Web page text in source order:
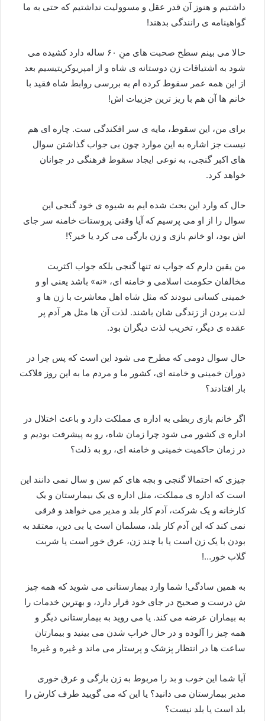
داشتیم و هنوز آن قدر عقل و مسوولیت نداشتیم که حتی به ما
گواهینامه ی رانندگی بدهند!
حالا می بینم سطح صحبت های منِ ۶۰ ساله دارد کشیده می
شود به اشتیاقات زن دوستانه ی شاه و از امپریوکریتیسیم بعد
از این همه عمر سقوط کرده ام به بررسی روابط شاه فقید با
خانم ها آن هم با ریز ترین جزییات اش!
برای من، این سقوط، مایه ی سر افکندگی ست. چاره ای هم
نیست جز اشاره به این موارد چون بی جواب گذاشتن سوال
های اکبر گنجی، به نوعی ایجاد سقوط فرهنگی در جوانان
خواهد کرد.
حال که وارد این بحث شده ایم به شیوه ی خود گنجی این
سوال را از او می پرسیم که آیا وقتی پروستات خامنه سر جای
اش بود، او خانم بازی و زن بارگی می کرد یا خیر؟!
من یقین دارم که جواب نه تنها گنجی بلکه جواب اکثریت
مخالفان حکومت اسلامی و خامنه ای، «نه» باشد یعنی او و
خمینی کسانی نبودند که مثل شاه اهل معاشرت با زن ها و
لذت بردن از زندگی شان باشند. لذت آن ها مثل هر آدم پر
عقده ی دیگر، تخریب لذت دیگران بود.
حال سوال دومی که مطرح می شود این است که پس چرا در
دوران خمینی و خامنه ای، کشور ما و مردم ما به این روز فلاکت
بار افتادند؟
اگر خانم بازی ربطی به اداره ی مملکت دارد و باعث اختلال در
اداره ی کشور می شود چرا زمان شاه، رو به پیشرفت بودیم و
در زمان حاکمیت خمینی و خامنه ای، رو به ذلت؟
چیزی که احتمالا گنجی و بچه های کم سن و سال نمی دانند این
است که اداره ی مملکت، مثل اداره ی یک بیمارستان و یک
کارخانه و یک شرکت، آدم کار بلد و مدیر می خواهد و فرقی
نمی کند که این آدم کار بلد، مسلمان است یا بی دین، معتقد به
بودن با یک زن است یا با چند زن، عرق خور است یا شربت
گلاب خور…!
به همین سادگی! شما وارد بیمارستانی می شوید که همه چیز
ش درست و صحیح در جای خود قرار دارد، و بهترین خدمات را
به بیماران عرضه می کند. یا می روید به بیمارستانی دیگر و
همه چیز را آلوده و در حال خراب شدن می بینید و بیمارتان
ساعت ها در انتظار پزشک و پرستار می ماند و غیره و غیره!
آیا شما این خوب و بد را مربوط به زن بارگی و عرق خوری
مدیر بیمارستان می دانید؟ یا این که می گویید طرف کارش را
بلد است یا بلد نیست؟